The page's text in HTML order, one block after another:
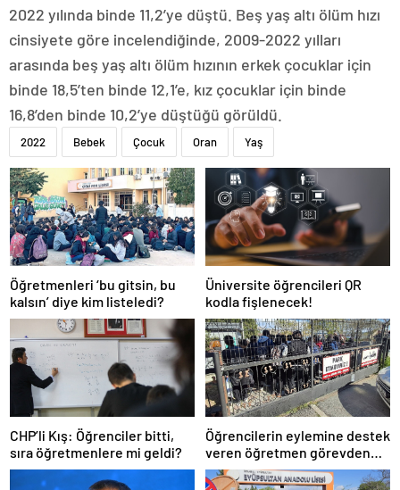
2022 yılında binde 11,2’ye düştü. Beş yaş altı ölüm hızı
cinsiyete göre incelendiğinde, 2009-2022 yılları
arasında beş yaş altı ölüm hızının erkek çocuklar için
binde 18,5’ten binde 12,1’e, kız çocuklar için binde
16,8’den binde 10,2’ye düştüğü görüldü.
2022 Bebek Çocuk Oran Yaş
Öğretmenleri ‘bu gitsin, bu
kalsın’ diye kim listeledi?
Üniversite öğrencileri QR
kodla fişlenecek!
CHP’li Kış: Öğrenciler bitti,
sıra öğretmenlere mi geldi?
Öğrencilerin eylemine destek
veren öğretmen görevden
uzaklaştırıldı